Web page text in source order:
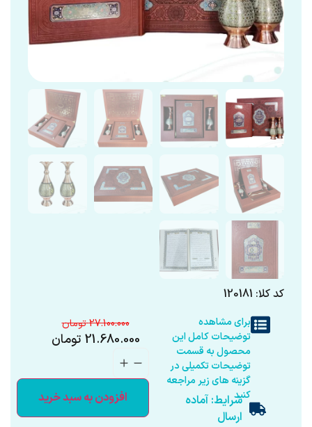
کد کلا: 120181
برای مشاهده
توضیحات کامل این
محصول به قسمت
توضیحات تکمیلی در
گزینه های زیر مراجعه
کنیدشرایط: آماده
ارسال
27.100.000
21.680.000 تومان
افزودن به سبد خرید